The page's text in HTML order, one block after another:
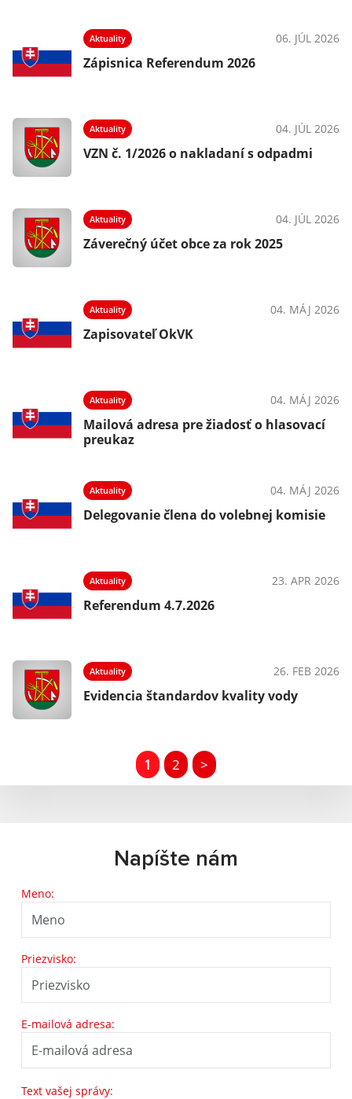
Aktuality 06. JÚL 2026
Zápisnica Referendum 2026
Aktuality 04. JÚL 2026
VZN č. 1/2026 o nakladaní s odpadmi
Aktuality 04. JÚL 2026
Záverečný účet obce za rok 2025
Aktuality 04. MÁJ 2026
Zapisovateľ OkVK
Aktuality 04. MÁJ 2026
Mailová adresa pre žiadosť o hlasovací
preukaz
Aktuality 04. MÁJ 2026
Delegovanie člena do volebnej komisie
Aktuality 23. APR 2026
Referendum 4.7.2026
Aktuality 26. FEB 2026
Evidencia štandardov kvality vody
1 2 >
Napíšte nám
Meno:
Priezvisko:
E-mailová adresa:
Text vašej správy: